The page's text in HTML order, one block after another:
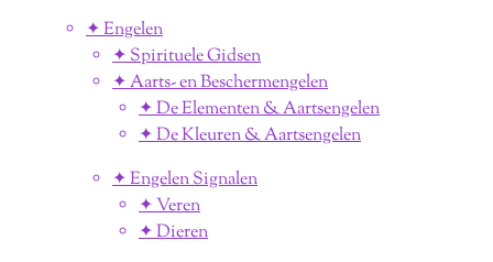
✦ Engelen
✦ Spirituele Gidsen
✦ Aarts- en Beschermengelen
✦ De Elementen & Aartsengelen
✦ De Kleuren & Aartsengelen
✦ Engelen Signalen
✦ Veren
✦ Dieren